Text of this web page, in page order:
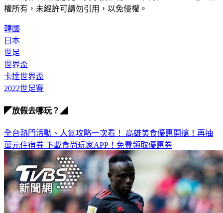
權所有，未經許可請勿引用，以免侵權。
韓國
日本
世足
世界盃
卡達世界盃
2022世足賽
◤放假去哪玩？◢
全台熱門活動、人氣攻略一次看！ 高雄美食優惠開搶！再抽
萬元住宿券 下載食尚玩家APP！免費領取優惠券